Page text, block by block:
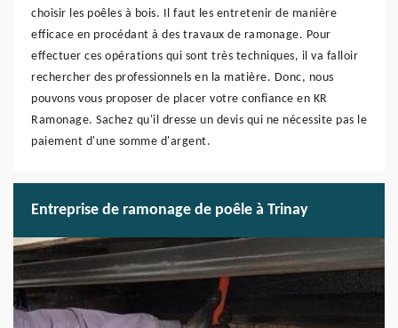
choisir les poêles à bois. Il faut les entretenir de manière
efficace en procédant à des travaux de ramonage. Pour
effectuer ces opérations qui sont très techniques, il va falloir
rechercher des professionnels en la matière. Donc, nous
pouvons vous proposer de placer votre confiance en KR
Ramonage. Sachez qu'il dresse un devis qui ne nécessite pas le
paiement d'une somme d'argent.
Entreprise de ramonage de poêle à Trinay